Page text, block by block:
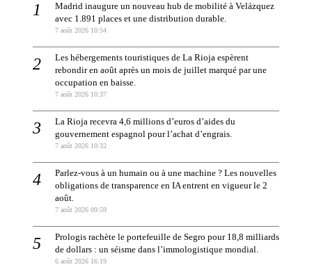
Madrid inaugure un nouveau hub de mobilité à Velázquez
avec 1.891 places et une distribution durable.
7 août 2026 10:54
Les hébergements touristiques de La Rioja espèrent
rebondir en août après un mois de juillet marqué par une
occupation en baisse.
7 août 2026 10:37
La Rioja recevra 4,6 millions d’euros d’aides du
gouvernement espagnol pour l’achat d’engrais.
7 août 2026 10:32
Parlez-vous à un humain ou à une machine ? Les nouvelles
obligations de transparence en IA entrent en vigueur le 2
août.
7 août 2026 09:59
Prologis rachète le portefeuille de Segro pour 18,8 milliards
de dollars : un séisme dans l’immologistique mondial.
6 août 2026 16:19